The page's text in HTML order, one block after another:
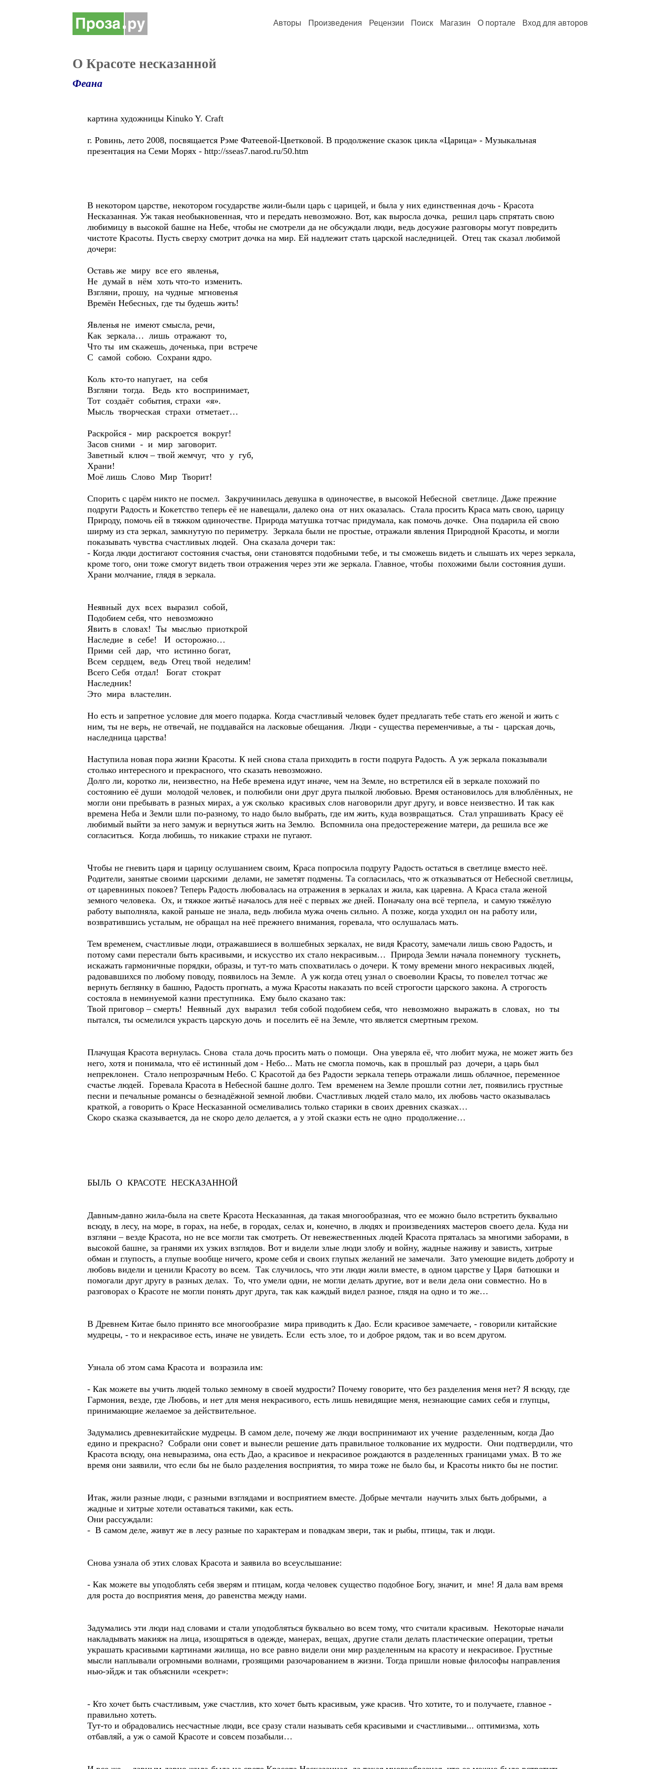
Авторы Произведения Рецензии Поиск Магазин О портале Вход для авторов
О Красоте несказанной
Феана
картина художницы Kinuko Y. Craft
г. Ровинь, лето 2008, посвящается Рэме Фатеевой-Цветковой. В продолжение сказок цикла «Царица» - Музыкальная
презентация на Семи Морях - http://sseas7.narod.ru/50.htm
В некотором царстве, некотором государстве жили-были царь с царицей, и была у них единственная дочь - Красота
Несказанная. Уж такая необыкновенная, что и передать невозможно. Вот, как выросла дочка, решил царь спрятать свою
любимицу в высокой башне на Небе, чтобы не смотрели да не обсуждали люди, ведь досужие разговоры могут повредить
чистоте Красоты. Пусть сверху смотрит дочка на мир. Ей надлежит стать царской наследницей. Отец так сказал любимой
дочери:
Оставь же миру все его явленья,
Не думай в нём хоть что-то изменить.
Взгляни, прошу, на чудные мгновенья
Времён Небесных, где ты будешь жить!
Явленья не имеют смысла, речи,
Как зеркала… лишь отражают то,
Что ты им скажешь, доченька, при встрече
С самой собою. Сохрани ядро.
Коль кто-то напугает, на себя
Взгляни тогда. Ведь кто воспринимает,
Тот создаёт события, страхи «я».
Мысль творческая страхи отметает…
Раскройся - мир раскроется вокруг!
Засов сними - и мир заговорит.
Заветный ключ – твой жемчуг, что у губ,
Храни!
Моё лишь Слово Мир Творит!
Спорить с царём никто не посмел. Закручинилась девушка в одиночестве, в высокой Небесной светлице. Даже прежние
подруги Радость и Кокетство теперь её не навещали, далеко она от них оказалась. Стала просить Краса мать свою, царицу
Природу, помочь ей в тяжком одиночестве. Природа матушка тотчас придумала, как помочь дочке. Она подарила ей свою
ширму из ста зеркал, замкнутую по периметру. Зеркала были не простые, отражали явления Природной Красоты, и могли
показывать чувства счастливых людей. Она сказала дочери так:
- Когда люди достигают состояния счастья, они становятся подобными тебе, и ты сможешь видеть и слышать их через зеркала,
кроме того, они тоже смогут видеть твои отражения через эти же зеркала. Главное, чтобы похожими были состояния души.
Храни молчание, глядя в зеркала.
Неявный дух всех выразил собой,
Подобием себя, что невозможно
Явить в словах! Ты мыслью приоткрой
Наследие в себе! И осторожно…
Прими сей дар, что истинно богат,
Всем сердцем, ведь Отец твой неделим!
Всего Себя отдал! Богат стократ
Наследник!
Это мира властелин.
Но есть и запретное условие для моего подарка. Когда счастливый человек будет предлагать тебе стать его женой и жить с
ним, ты не верь, не отвечай, не поддавайся на ласковые обещания. Люди - существа переменчивые, а ты - царская дочь,
наследница царства!
Наступила новая пора жизни Красоты. К ней снова стала приходить в гости подруга Радость. А уж зеркала показывали
столько интересного и прекрасного, что сказать невозможно.
Долго ли, коротко ли, неизвестно, на Небе времена идут иначе, чем на Земле, но встретился ей в зеркале похожий по
состоянию её души молодой человек, и полюбили они друг друга пылкой любовью. Время остановилось для влюблённых, не
могли они пребывать в разных мирах, а уж сколько красивых слов наговорили друг другу, и вовсе неизвестно. И так как
времена Неба и Земли шли по-разному, то надо было выбрать, где им жить, куда возвращаться. Стал упрашивать Красу её
любимый выйти за него замуж и вернуться жить на Землю. Вспомнила она предостережение матери, да решила все же
согласиться. Когда любишь, то никакие страхи не пугают.
Чтобы не гневить царя и царицу ослушанием своим, Краса попросила подругу Радость остаться в светлице вместо неё.
Родители, занятые своими царскими делами, не заметят подмены. Та согласилась, что ж отказываться от Небесной светлицы,
от царевниных покоев? Теперь Радость любовалась на отражения в зеркалах и жила, как царевна. А Краса стала женой
земного человека. Ох, и тяжкое житьё началось для неё с первых же дней. Поначалу она всё терпела, и самую тяжёлую
работу выполняла, какой раньше не знала, ведь любила мужа очень сильно. А позже, когда уходил он на работу или,
возвратившись усталым, не обращал на неё прежнего внимания, горевала, что ослушалась мать.
Тем временем, счастливые люди, отражавшиеся в волшебных зеркалах, не видя Красоту, замечали лишь свою Радость, и
потому сами перестали быть красивыми, и искусство их стало некрасивым… Природа Земли начала понемногу тускнеть,
искажать гармоничные порядки, образы, и тут-то мать спохватилась о дочери. К тому времени много некрасивых людей,
радовавшихся по любому поводу, появилось на Земле. А уж когда отец узнал о своеволии Красы, то повелел тотчас же
вернуть беглянку в башню, Радость прогнать, а мужа Красоты наказать по всей строгости царского закона. А строгость
состояла в неминуемой казни преступника. Ему было сказано так:
Твой приговор – смерть! Неявный дух выразил тебя собой подобием себя, что невозможно выражать в словах, но ты
пытался, ты осмелился украсть царскую дочь и поселить её на Земле, что является смертным грехом.
Плачущая Красота вернулась. Снова стала дочь просить мать о помощи. Она уверяла её, что любит мужа, не может жить без
него, хотя и понимала, что её истинный дом - Небо... Мать не смогла помочь, как в прошлый раз дочери, а царь был
непреклонен. Стало непрозрачным Небо. С Красотой да без Радости зеркала теперь отражали лишь облачное, переменное
счастье людей. Горевала Красота в Небесной башне долго. Тем временем на Земле прошли сотни лет, появились грустные
песни и печальные романсы о безнадёжной земной любви. Счастливых людей стало мало, их любовь часто оказывалась
краткой, а говорить о Красе Несказанной осмеливались только старики в своих древних сказках…
Скоро сказка сказывается, да не скоро дело делается, а у этой сказки есть не одно продолжение…
БЫЛЬ О КРАСОТЕ НЕСКАЗАННОЙ
Давным-давно жила-была на свете Красота Несказанная, да такая многообразная, что ее можно было встретить буквально
всюду, в лесу, на море, в горах, на небе, в городах, селах и, конечно, в людях и произведениях мастеров своего дела. Куда ни
взгляни – везде Красота, но не все могли так смотреть. От невежественных людей Красота пряталась за многими заборами, в
высокой башне, за гранями их узких взглядов. Вот и видели злые люди злобу и войну, жадные наживу и зависть, хитрые
обман и глупость, а глупые вообще ничего, кроме себя и своих глупых желаний не замечали. Зато умеющие видеть доброту и
любовь видели и ценили Красоту во всем. Так случилось, что эти люди жили вместе, в одном царстве у Царя батюшки и
помогали друг другу в разных делах. То, что умели одни, не могли делать другие, вот и вели дела они совместно. Но в
разговорах о Красоте не могли понять друг друга, так как каждый видел разное, глядя на одно и то же…
В Древнем Китае было принято все многообразие мира приводить к Дао. Если красивое замечаете, - говорили китайские
мудрецы, - то и некрасивое есть, иначе не увидеть. Если есть злое, то и доброе рядом, так и во всем другом.
Узнала об этом сама Красота и возразила им:
- Как можете вы учить людей только земному в своей мудрости? Почему говорите, что без разделения меня нет? Я всюду, где
Гармония, везде, где Любовь, и нет для меня некрасивого, есть лишь невидящие меня, незнающие самих себя и глупцы,
принимающие желаемое за действительное.
Задумались древнекитайские мудрецы. В самом деле, почему же люди воспринимают их учение разделенным, когда Дао
едино и прекрасно? Собрали они совет и вынесли решение дать правильное толкование их мудрости. Они подтвердили, что
Красота всюду, она невыразима, она есть Дао, а красивое и некрасивое рождаются в разделенных границами умах. В то же
время они заявили, что если бы не было разделения восприятия, то мира тоже не было бы, и Красоты никто бы не постиг.
Итак, жили разные люди, с разными взглядами и восприятием вместе. Добрые мечтали научить злых быть добрыми, а
жадные и хитрые хотели оставаться такими, как есть.
Они рассуждали:
- В самом деле, живут же в лесу разные по характерам и повадкам звери, так и рыбы, птицы, так и люди.
Снова узнала об этих словах Красота и заявила во всеуслышание:
- Как можете вы уподоблять себя зверям и птицам, когда человек существо подобное Богу, значит, и мне! Я дала вам время
для роста до восприятия меня, до равенства между нами.
Задумались эти люди над словами и стали уподобляться буквально во всем тому, что считали красивым. Некоторые начали
накладывать макияж на лица, изощряться в одежде, манерах, вещах, другие стали делать пластические операции, третьи
украшать красивыми картинами жилища, но все равно видели они мир разделенным на красоту и некрасивое. Грустные
мысли наплывали огромными волнами, грозящими разочарованием в жизни. Тогда пришли новые философы направления
нью-эйдж и так объяснили «секрет»:
- Кто хочет быть счастливым, уже счастлив, кто хочет быть красивым, уже красив. Что хотите, то и получаете, главное -
правильно хотеть.
Тут-то и обрадовались несчастные люди, все сразу стали называть себя красивыми и счастливыми... оптимизма, хоть
отбавляй, а уж о самой Красоте и совсем позабыли…